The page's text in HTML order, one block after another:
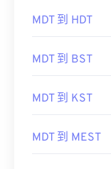
MDT 到 HDT
MDT 到 BST
MDT 到 KST
MDT 到 MEST